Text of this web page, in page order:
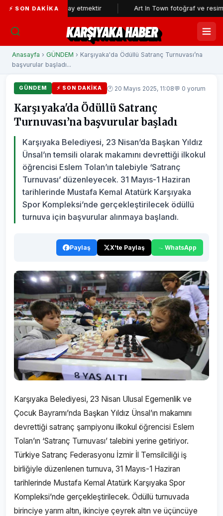
⚡ SON DAKIKA
aklıyla alay etmektir Art In Town fotoğraf ve resim sergisine
KARŞIYAKA HABER
Anasayfa › GÜNDEM › Karşıyaka'da Ödüllü Satranç Turnuvası’na
başvurular başladı...
GÜNDEM ⚡ SON DAKIKA 🕐 20 Mayıs 2025, 11:08💬 0 yorum
Karşıyaka'da Ödüllü Satranç
Turnuvası’na başvurular başladı
Karşıyaka Belediyesi, 23 Nisan’da Başkan Yıldız
Ünsal’ın temsili olarak makamını devrettiği ilkokul
öğrencisi Eslem Tolan’ın talebiyle ‘Satranç
Turnuvası’ düzenleyecek. 31 Mayıs-1 Haziran
tarihlerinde Mustafa Kemal Atatürk Karşıyaka
Spor Kompleksi’nde gerçekleştirilecek ödüllü
turnuva için başvurular alınmaya başlandı.
Paylaş X'te Paylaş WhatsApp
Karşıyaka Belediyesi, 23 Nisan Ulusal Egemenlik ve
Çocuk Bayramı’nda Başkan Yıldız Ünsal’ın makamını
devrettiği satranç şampiyonu ilkokul öğrencisi Eslem
Tolan’ın ‘Satranç Turnuvası’ talebini yerine getiriyor.
Türkiye Satranç Federasyonu İzmir İl Temsilciliği iş
birliğiyle düzenlenen turnuva, 31 Mayıs-1 Haziran
tarihlerinde Mustafa Kemal Atatürk Karşıyaka Spor
Kompleksi’nde gerçekleştirilecek. Ödüllü turnuvada
birinciye yarım altın, ikinciye çeyrek altın ve üçüncüye